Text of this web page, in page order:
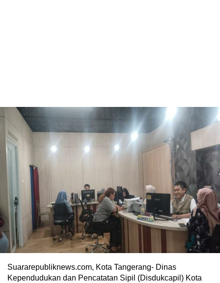
Suararepubliknews.com, Kota Tangerang- Dinas
Kependudukan dan Pencatatan Sipil (Disdukcapil) Kota